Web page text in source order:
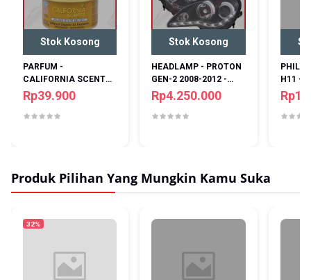
Stok Kosong
PARFUM -
CALIFORNIA SCENTS -
GOLDEN STATE
DELIGHT
Rp39.900
Stok Kosong
HEADLAMP - PROTON
GEN-2 2008-2012 -
EAGLEEYES - LED
STARLINE - BLACK
Rp4.250.000
H11 -
Produk Pilihan Yang Mungkin Kamu Suka
32%